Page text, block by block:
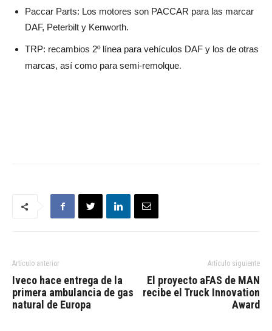
Paccar Parts: Los motores son PACCAR para las marcar
DAF, Peterbilt y Kenworth.
TRP: recambios 2º línea para vehículos DAF y los de otras
marcas, así como para semi-remolque.
Artículo anterior
Iveco hace entrega de la
primera ambulancia de gas
natural de Europa
Artículo siguiente
El proyecto aFAS de MAN
recibe el Truck Innovation
Award